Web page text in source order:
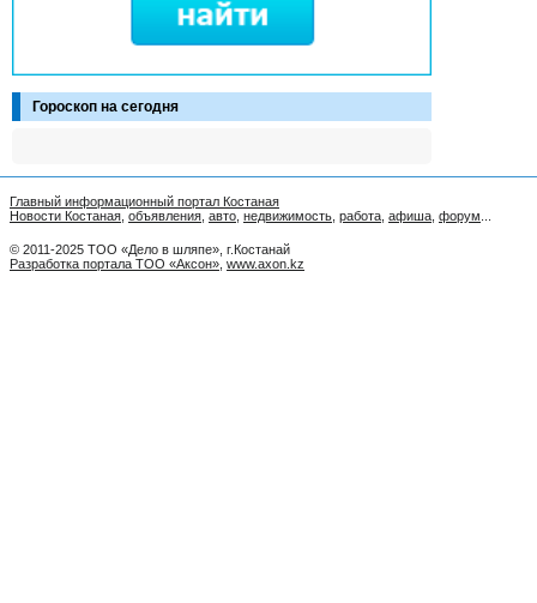
Гороскоп на сегодня
Главный информационный портал Костаная
Новости Костаная объявления авто недвижимость работа афиша форум
© 2011-2025 ТОО «Дело в шляпе», г.Костанай
Разработка портала ТОО «Аксон» www.axon.kz